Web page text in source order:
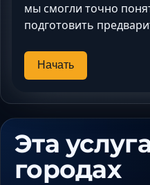
мы смогли точно
подготовить
Начать
Эта
городах